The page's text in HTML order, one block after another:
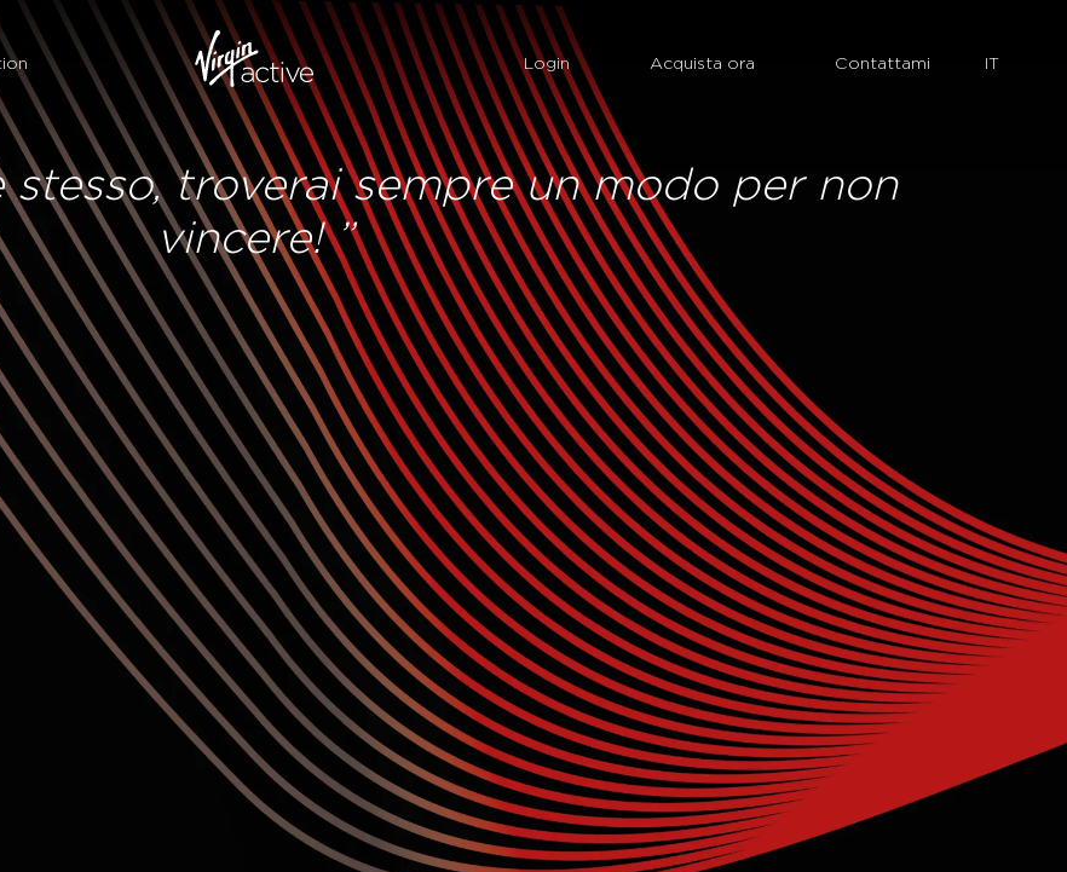
Login Acquista ora Contattami
stesso, troverai sempre un modo per non
vincere! ”